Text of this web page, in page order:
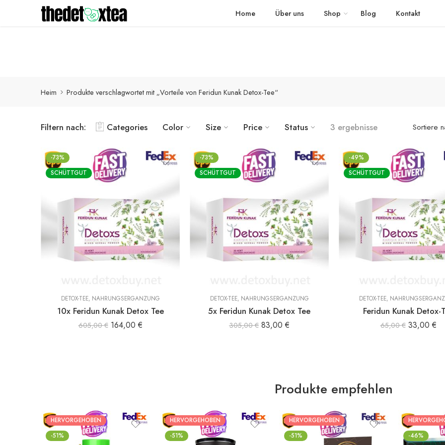
Detox-Produkte werden innerhalb von 1-3 Werktagen mit schnellem Versand in die ganze Welt geliefert The Detox Tea
Home Über uns Shop Blog Kontakt
Heim Produkte verschlagwortet mit „Vorteile von Feridun Kunak Detox-Tee“
Filtern nach: Categories Color Size Price Status 3 ergebnisse Sortiere
-73%
SCHÜTTGUT
DETOX-TEE, NAHRUNGSERGÄNZUNG
10x Feridun Kunak Detox Tee
605,00€ 164,00 €
-73%
SCHÜTTGUT
DETOX-TEE, NAHRUNGSERGÄNZUNG
5x Feridun Kunak Detox Tee
305,00€ 83,00 €
-49%
SCHÜTTGUT
DETOX-TEE,
Feridun Kunak Detox-
65,00€ 33,00 €
Produkte empfehlen
HERVORGEHOBEN
-51%
HERVORGEHOBEN
-51%
HERVORGEHOBEN
-51%
-46%